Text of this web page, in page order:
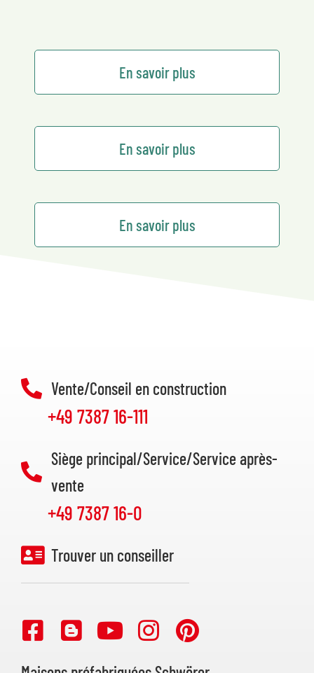
En savoir plus
En savoir plus
En savoir plus
Vente/Conseil en construction
+49 7387 16-111
Siège principal/Service/Service après-
vente
+49 7387 16-0
Trouver un conseiller